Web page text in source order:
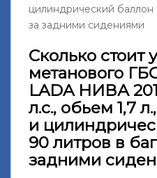
цилиндрический баллон
за задними сидениями
Сколько стоит
метанового
LADA НИВА
л.с., обьем 1,7
и
90 литров в
задними